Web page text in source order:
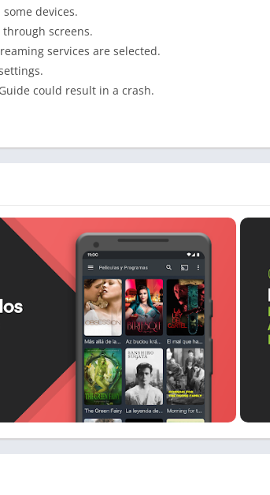
devices.
screens.
services are selected.
could result in a crash.